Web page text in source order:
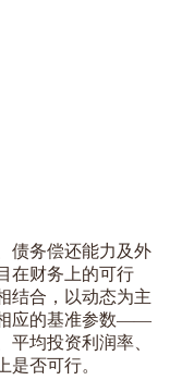
债务偿还能力及外
在财务上的可行
结合，以动态为主
应的基准参数——
平均投资利润率、
否可行。